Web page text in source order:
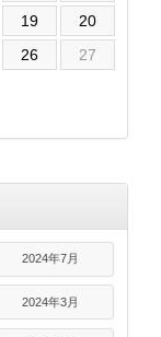
19
20
26
27
2024年7月
2024年3月